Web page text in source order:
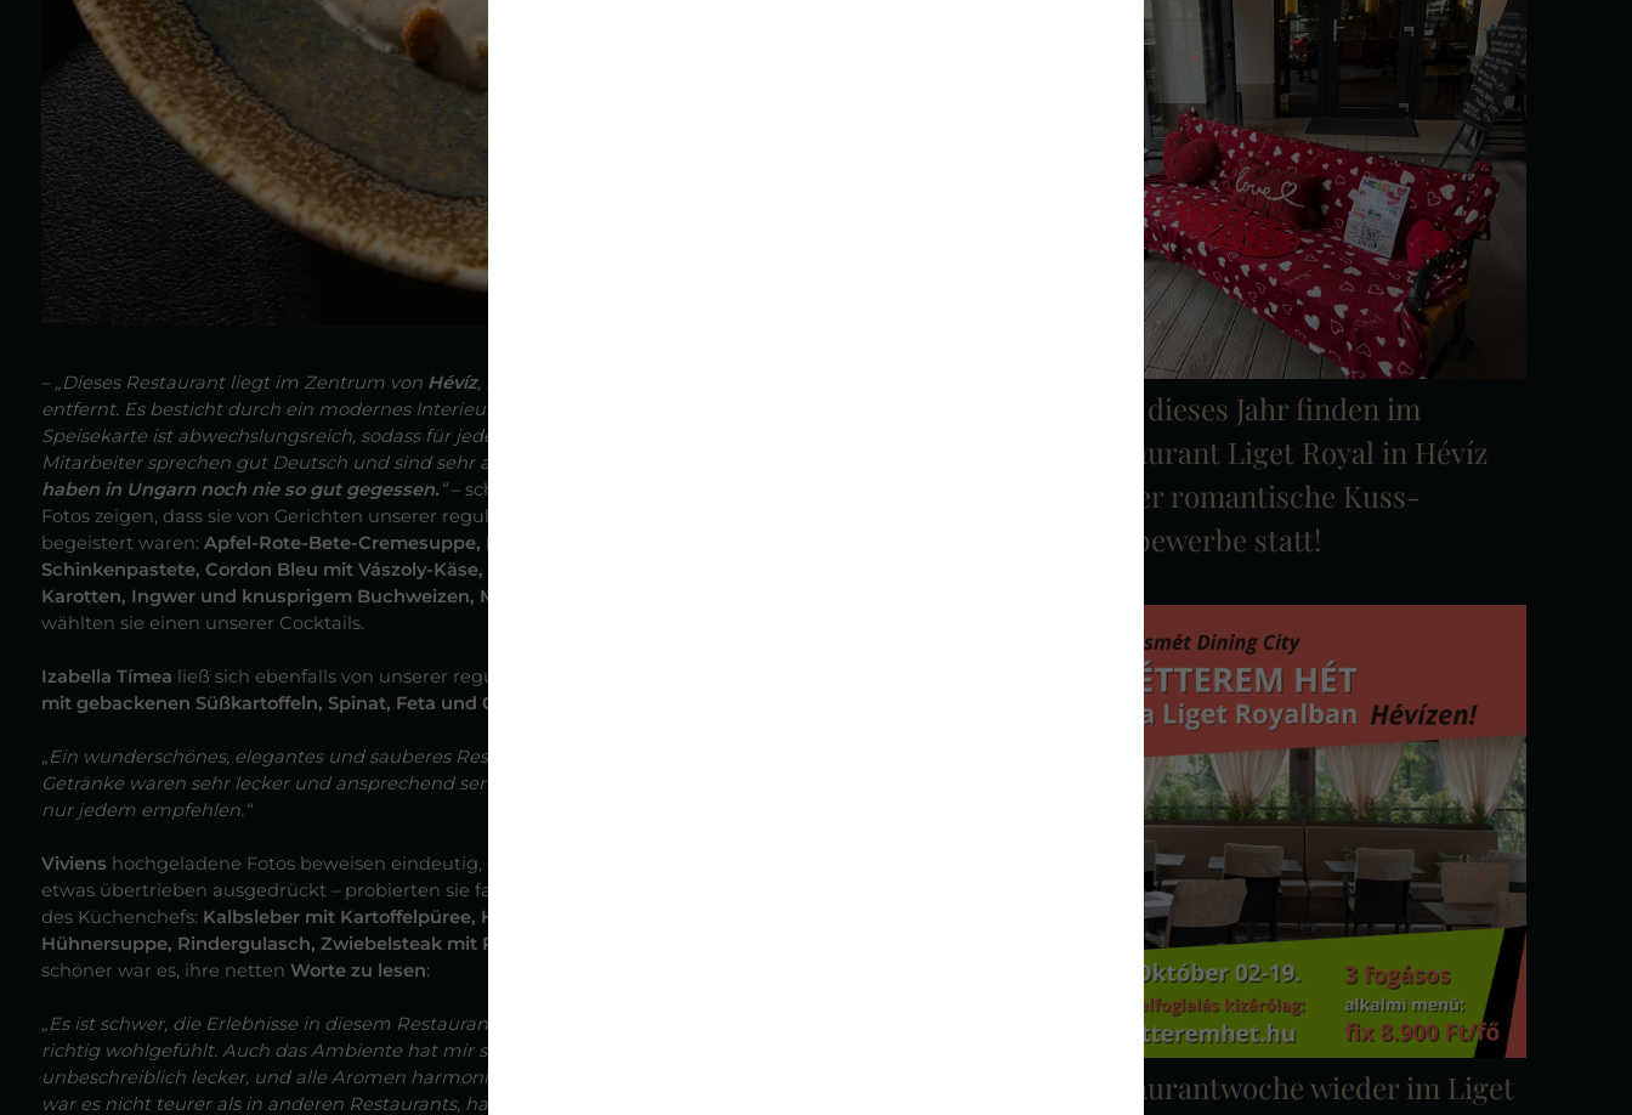
– „Dieses Restaurant liegt im Zentrum von Hévíz, nur wenige Gehminuten vom Campingplatz am
entfernt. Es besticht durch ein modernes Interieur, eine angenehme Atmosphäre und passende Musik. Die
Speisekarte ist abwechslungsreich, sodass für jeden Geschmack etwas dabei ist. Der Service ist exzellent; die
Mitarbeiter sprechen gut Deutsch und sind sehr aufmerksam. Das Essen, das wir bestellt hatten, war köstlich.
haben in Ungarn noch nie so gut gegessen. “– schrieb
Fotos zeigen, dass sie von Gerichten unserer regulären Speisekarte und der Empfehlung unseres Küchenchefs
begeistert waren: Apfel-Rote-Bete-Cremesuppe, Rindertartar mit Meerrettichmayonnaise und Toast,
Schinkenpastete, Cordon Bleu mit Vászoly-Käse, Kartoffelpüree und geröstetem Herzsalat, Entenbrust mit
Karotten, Ingwer und knusprigem Buchweizen, Mohnkuchen und gesalzene Karamell-Kaffee-Mousse
wählten sie einen unserer Cocktails.
Izabella Tímea ließ sich ebenfalls von unserer regulären Speisekarte inspirieren und entschied sich für
mit gebackenen Süßkartoffeln, Spinat, Feta und Granatapfel.
„Ein wunderschönes, elegantes und sauberes Restaurant mit zuvorkommenden Kellnern. Das Essen und die
Getränke waren sehr lecker und ansprechend serviert. Ausgezeichnetes Preis-Leistungs-Verhältnis, ich kann es
nur jedem empfehlen.“
Viviens hochgeladene Fotos beweisen eindeutig, dass ihre Meinung berechtigt war. Zu unserer größten Freude –
etwas übertrieben ausgedrückt – probierten sie fast unsere gesamte Speisekarte und das wöchentliche Angebot
des Küchenchefs: Kalbsleber mit Kartoffelpüree, Haxenpastete, Spaghetti mit Garnelen, Gnocchi mit Trüffeln,
Hühnersuppe, Rindergulasch, Zwiebelsteak mit Pommes frites und Reiswaffeln mit Schokoladensoße
schöner war es, ihre netten Worte zu lesen:
„Es ist schwer, die Erlebnisse in diesem Restaurant in Worte zu fassen. Der Service war fantastisch, wir haben uns
richtig wohlgefühlt. Auch das Ambiente hat mir sehr gut gefallen – einheitlich und sehr stilvoll! Das Essen war
unbeschreiblich lecker, und alle Aromen harmonierten perfekt miteinander! Vom Preis-Leistungs-Verhältnis her
war es nicht teurer als in anderen Restaurants, hat das Erlebnis aber ungemein bereichert! Vielen Dank für dieses
Auch dieses Jahr finden im
Restaurant Liget Royal in Hévíz
wieder romantische Kuss-
Wettbewerbe statt!
Restaurantwoche wieder im Liget